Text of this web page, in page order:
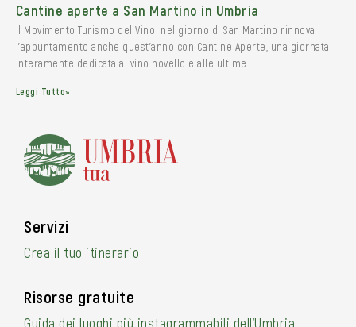
Cantine aperte a San Martino in Umbria
Il Movimento Turismo del Vino nel giorno di San Martino rinnova
l’appuntamento anche quest’anno con Cantine Aperte, una giornata
interamente dedicata al vino novello e alle ultime
Leggi Tutto»
Servizi
Crea il tuo itinerario
Risorse gratuite
Guida dei luoghi più instagrammabili dell’Umbria